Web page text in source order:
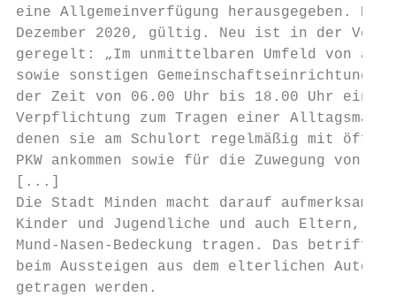
eine Allgemeinverfügung herausgegeben.
Dezember 2020, gültig. Neu ist in der
geregelt: „Im unmittelbaren Umfeld von
sowie sonstigen
der Zeit von 06.00 Uhr bis 18.00 Uhr eine
Verpflichtung zum Tragen einer
denen sie am Schulort regelmäßig mit
PKW ankommen sowie für die Zuwegung von
[...]
Die Stadt Minden macht darauf aufmerksam,
Kinder und Jugendliche und auch Eltern,
Mund-Nasen-Bedeckung tragen. Das betrifft
beim Aussteigen aus dem elterlichen Auto
getragen werden.